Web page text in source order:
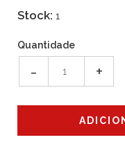
Stock: 1
Quantidade
- +